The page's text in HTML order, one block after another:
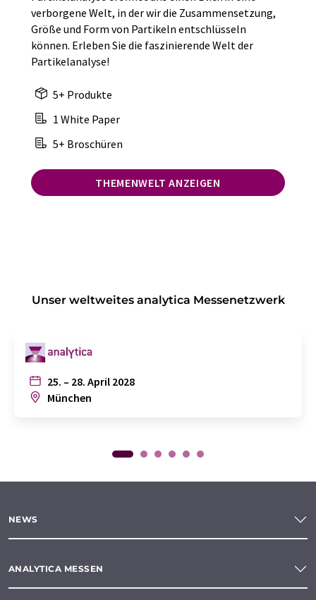
verborgene Welt, in der wir die Zusammensetzung,
Größe und Form von Partikeln entschlüsseln
können. Erleben Sie die faszinierende Welt der
Partikelanalyse!
5+ Produkte
1 White Paper
5+ Broschüren
THEMENWELT ANZEIGEN
Unser weltweites analytica Messenetzwerk
25. – 28. April 2028
München
NEWS
ANALYTICA MESSEN